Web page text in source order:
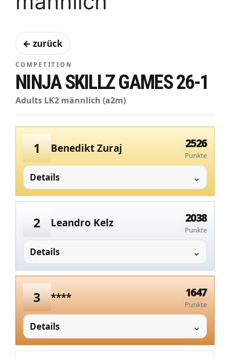
← zurück
COMPETITION
NINJA SKILLZ GAMES 26-1
Adults LK2 männlich (a2m)
1 Benedikt Zuraj 2526
Punkte
Details
2 Leandro Kelz 2038
Punkte
Details
3 **** 1647
Punkte
Details